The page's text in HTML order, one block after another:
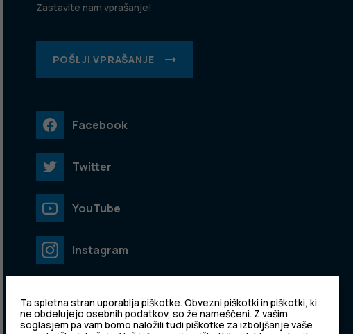
Zastavite nam vprašanje!
POŠLJI VPRAŠANJE
Facebook
Twitter
YouTube
Instagram
Ta spletna stran uporablja piškotke. Obvezni piškotki in piškotki, ki
ne obdelujejo osebnih podatkov, so že nameščeni. Z vašim
soglasjem pa vam bomo naložili tudi piškotke za izboljšanje vaše